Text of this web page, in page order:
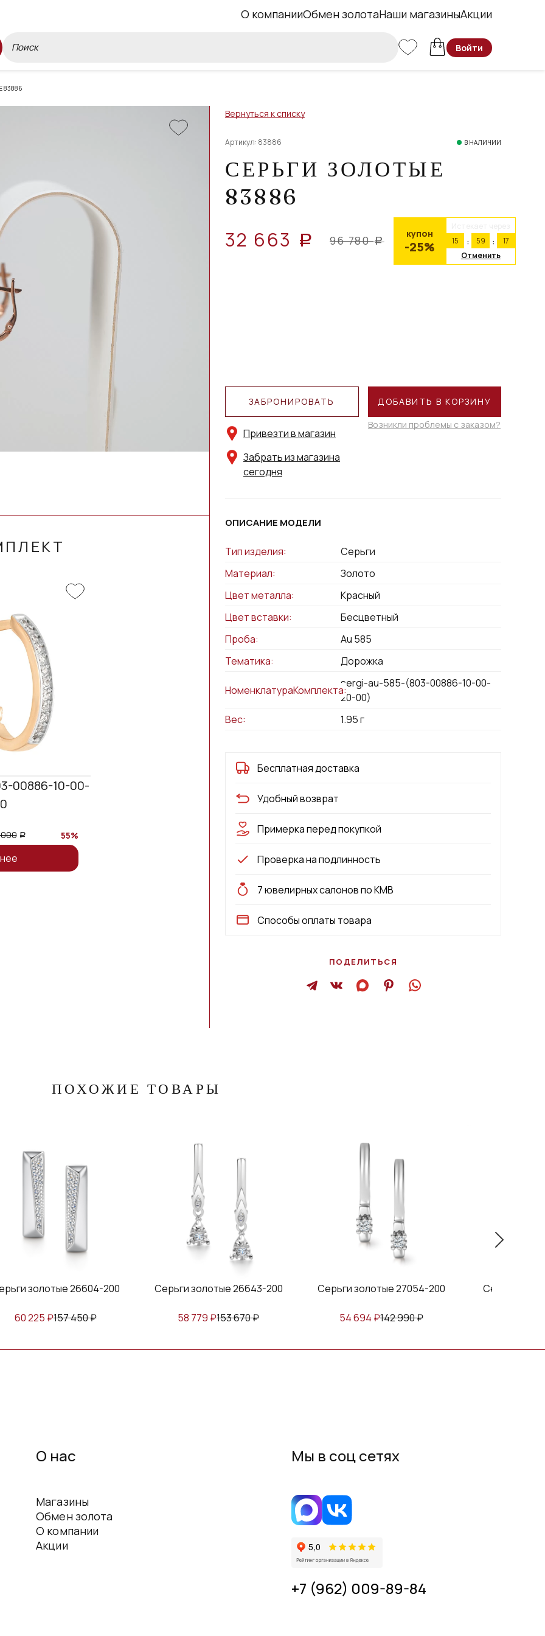
О компанииОбмен золотаНаши магазиныАкции
Войти
83886
00886-10-00-
000 a 55%
Вернуться к списку
Артикул: 83886 В НАЛИЧИИ
СЕРЬГИ ЗОЛОТЫЕ
83886
32 663 a 96 780 a
купон
-25%
15
59
16
Отменить
ЗАБРОНИРОВАТЬ
Привезти в магазин
Забрать из магазина
сегодня
ДОБАВИТЬ В КОРЗИНУ
Возникли проблемы с заказом?
ОПИСАНИЕ МОДЕЛИ
Тип изделия:
Серьги
Материал:
Золото
Цвет металла:
Красный
Цвет вставки:
Бесцветный
Проба:
Au 585
Тематика:
Дорожка
НоменклатураКомплекта:
sergi-au-585-(803-00886-10-00-
20-00)
Вес:
1.95г
Бесплатная доставка
Удобный возврат
Примерка перед покупкой
Проверка на подлинность
7 ювелирных салонов по КМВ
Способы оплаты товара
ПОДЕЛИТЬСЯ
ПОХОЖИЕ ТОВАРЫ
золотые 26604-200
60 225 ₽157 450₽
Серьги золотые 26643-200
58 779 ₽153 670₽
Серьги золотые 27054-200
54 694 ₽142 990₽
Серьги
О нас
Магазины
Обмен золота
О компании
Акции
Мы в соц сетях
+7 (962) 009-89-84